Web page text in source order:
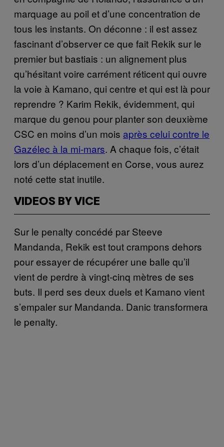
marquage au poil et d’une concentration de
tous les instants. On déconne : il est assez
fascinant d’observer ce que fait Rekik sur le
premier but bastiais : un alignement plus
qu’hésitant voire carrément réticent qui ouvre
la voie à Kamano, qui centre et qui est là pour
reprendre ? Karim Rekik, évidemment, qui
marque du genou pour planter son deuxième
CSC en moins d’un mois après celui contre le
Gazélec à la mi-mars. A chaque fois, c’était
lors d’un déplacement en Corse, vous aurez
noté cette stat inutile.
VIDEOS BY VICE
Sur le penalty concédé par Steeve
Mandanda, Rekik est tout crampons dehors
pour essayer de récupérer une balle qu’il
vient de perdre à vingt-cinq mètres de ses
buts. Il perd ses deux duels et Kamano vient
s’empaler sur Mandanda. Danic transformera
le penalty.